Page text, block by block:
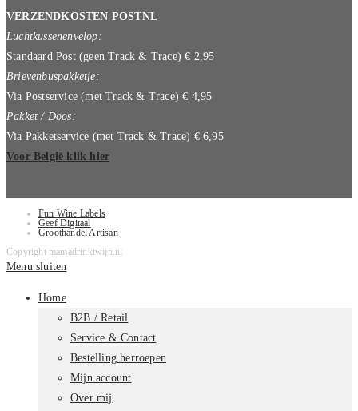
VERZENDKOSTEN POSTNL
Luchtkussenenvelop:
Standaard Post (geen Track & Trace) € 2,95
Brievenbuspakketje:
Via Postservice (met Track & Trace) € 4,95
Pakket / Doos:
Via Pakketservice (met Track & Trace) € 6,95
Voor België klik hier
Fun Wine Labels
Geef Digitaal
Groothandel Artisan
Copyright mamadrinktwijn.nl
Menu sluiten
Home
B2B / Retail
Service & Contact
Bestelling herroepen
Mijn account
Over mij